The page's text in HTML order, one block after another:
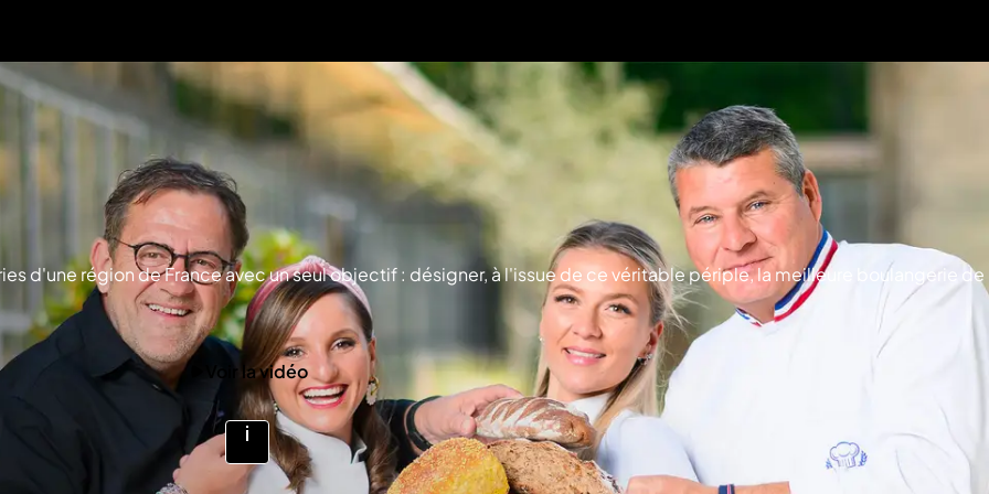
d'une région de France avec un seul objectif : désigner, à l'issue de ce véritable périple, la meilleure boulangerie de
Voir la vidéo
Voir
plus